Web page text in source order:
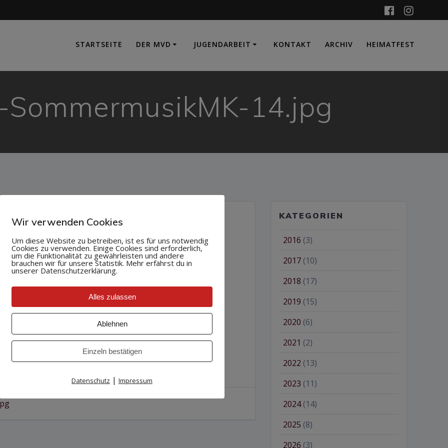
STARTSEITE DER MVD JUGENDARBEIT KONTAKT ARCHIV HEIMATFEST
14.jpg
14.jpg
2018/06/cropped-SommermusikMK-14.jpg
KATEGORIEN
2016 (3)
2017 (10)
2018 (17)
2019 (15)
2020 (6)
2021 (2)
2022 (13)
2023 (11)
2024(14)
2025 (8)
2026 (3)
Wir verwenden Cookies
Um diese Website zu betreiben, ist es für uns notwendig
Cookies zu verwenden. Einige Cookies sind erforderlich,
um die Funktionalität zu gewährleisten und andere
brauchen wir für unsere Statistik. Mehr erfährst du in
unserer Datenschutzerklärung.
Alles zulassen
Ablehnen
Einzeln bestätigen
Datenschutz | Impressum